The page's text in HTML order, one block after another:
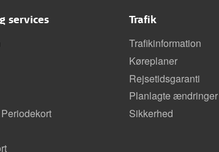
services Trafik
Trafikinformation
Køreplaner
Rejsetidsgaranti
Planlagte ændringer
Sikkerhed